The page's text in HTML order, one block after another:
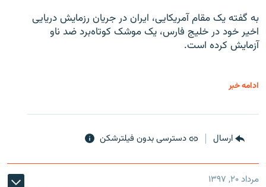
به گفته یک مقام آمریکایی، ایران در جریان رزمایش دریایی
اخیر خود در خلیج فارس، یک موشک کوتاه‌برد ضد ناو
آزمایش کرده است.
ادامه خبر
ارسال دسترسی بدون فیلترشکن
مرداد ۲۰, ۱۳۹۷